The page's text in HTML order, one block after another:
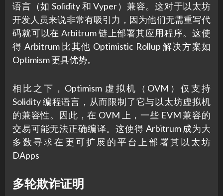
语言（如 Solidity 和 Vyper）兼容。这对于以太坊
开发人员来说非常有吸引力，因为他们无需重写代
码就可以在 Arbitrum 链上部署其应用程序。这使
得 Arbitrum 比其他 Optimistic Rollup 解决方案如
Optimism 更具优势。
相比之下，Optimism 虚拟机（OVM）仅支持
Solidity 编程语言，从而限制了它与以太坊虚拟机
的兼容性。因此，在 OVM 上，一些 EVM 兼容的
交易可能无法正确编译。这使得 Arbitrum 成为大
多数寻求在更可扩展的平台上部署其以太坊
DApps
多轮欺诈证明